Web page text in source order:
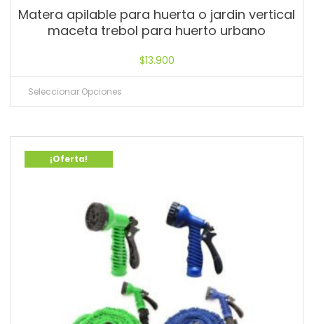
Matera apilable para huerta o jardin vertical
maceta trebol para huerto urbano
$13.900
Seleccionar Opciones
¡Oferta!